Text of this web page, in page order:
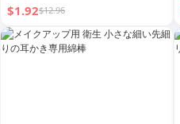
用
$1.92$12.96